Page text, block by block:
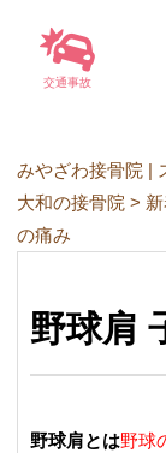
交通事故
みやざわ接骨院 |
大和の接骨院 >
の痛み
野球肩
野球肩とは野球